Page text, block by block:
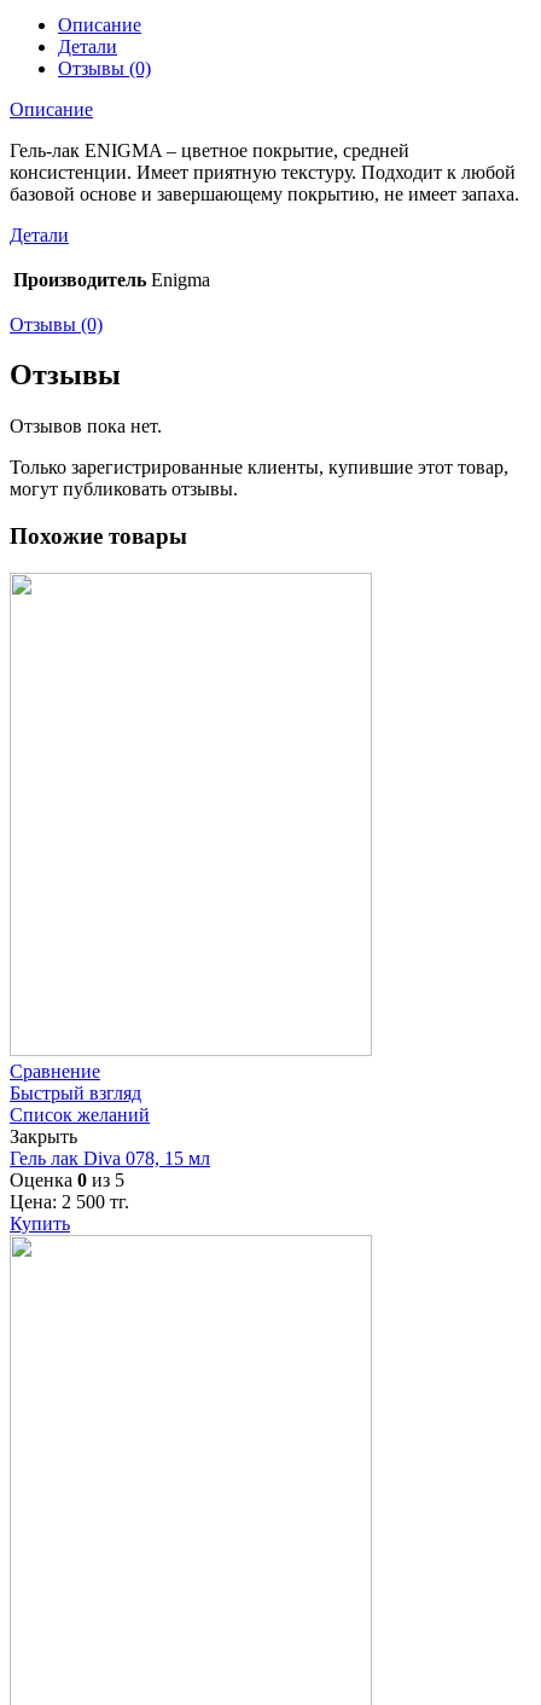
Описание
Детали
Отзывы (0)
Описание
Гель-лак ENIGMA – цветное покрытие, средней
консистенции. Имеет приятную текстуру. Подходит к любой
базовой основе и завершающему покрытию, не имеет запаха.
Детали
Производитель Enigma
Отзывы (0)
Отзывы
Отзывов пока нет.
Только зарегистрированные клиенты, купившие этот товар,
могут публиковать отзывы.
Похожие товары
Сравнение
Быстрый взгляд
Список желаний
Закрыть
Гель лак Diva 078, 15 мл
Оценка 0 из 5
Цена: 2 500 тг.
Купить